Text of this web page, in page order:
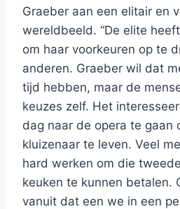
Graeber aan een elitair en
wereldbeeld. “De elite
om haar voorkeuren op te
anderen. Graeber wil dat
tijd hebben, maar de
keuzes zelf. Het
dag naar de opera te gaan
kluizenaar te leven. Veel
hard werken om die
keuken te kunnen betalen.
vanuit dat een we in een